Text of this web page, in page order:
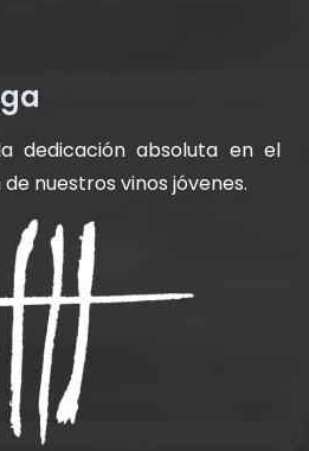
dedicación absoluta en el
nuestros vinos jóvenes.